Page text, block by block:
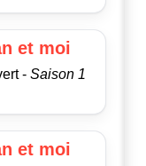
et moi
- Saison 1
et moi